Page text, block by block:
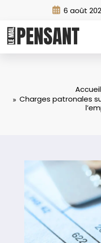
6 août
Accueil
Charges patronales